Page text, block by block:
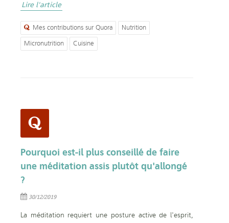
Lire l'article
Mes contributions sur Quora
Nutrition
Micronutrition
Cuisine
Pourquoi est-il plus conseillé de faire
une méditation assis plutôt qu'allongé
?
30/12/2019
La méditation requiert une posture active de l'esprit,